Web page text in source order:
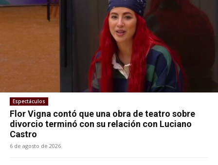
Espectáculos
Flor Vigna contó que una obra de teatro sobre
divorcio terminó con su relación con Luciano
Castro
6 de agosto de 2026